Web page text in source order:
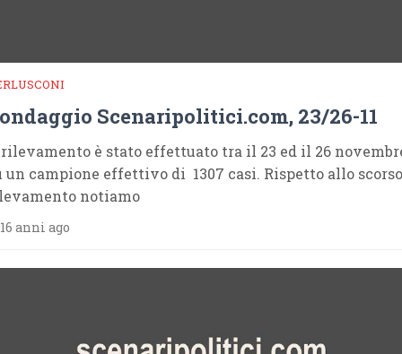
Scenaripolitici.com, 23/26-11
è stato effettuato tra il 23 ed il 26
un campione effettivo di 1307 casi. Rispetto allo scorso
notiamo
anni ago